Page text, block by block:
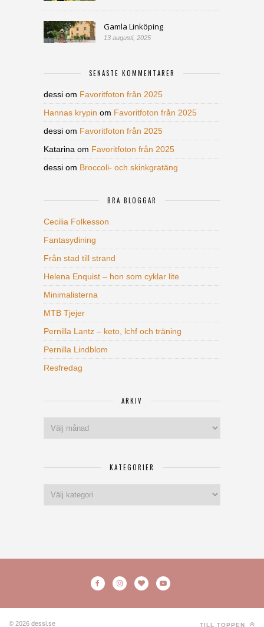
Gamla Linköping
13 augusti, 2025
SENASTE KOMMENTARER
dessi om Favoritfoton från 2025
Hannas krypin om Favoritfoton från 2025
dessi om Favoritfoton från 2025
Katarina om Favoritfoton från 2025
dessi om Broccoli- och skinkgratäng
BRA BLOGGAR
Cecilia Folkesson
Fantasydining
Från stad till strand
Helena Enquist – hon som cyklar lite
Minimalisterna
MTB Tjejer
Pernilla Lantz – keto, lchf och träning
Pernilla Lindblom
Resfredag
ARKIV
KATEGORIER
© 2026 dessi.se TILL TOPPEN